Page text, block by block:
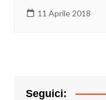
11 Aprile 2018
Seguici: